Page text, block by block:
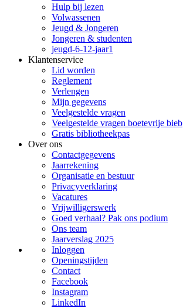
Hulp bij lezen
Volwassenen
Jeugd & Jongeren
Jongeren & studenten
jeugd-6-12-jaar1
Klantenservice
Lid worden
Reglement
Verlengen
Mijn gegevens
Veelgestelde vragen
Veelgestelde vragen boetevrije bieb
Gratis bibliotheekpas
Over ons
Contactgegevens
Jaarrekening
Organisatie en bestuur
Privacyverklaring
Vacatures
Vrijwilligerswerk
Goed verhaal? Pak ons podium
Ons team
Jaarverslag 2025
Inloggen
Openingstijden
Contact
Facebook
Instagram
LinkedIn